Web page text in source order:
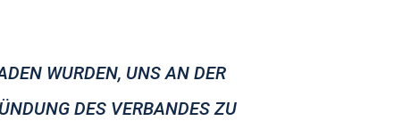
WURDEN, UNS AN DER
DES VERBANDES ZU